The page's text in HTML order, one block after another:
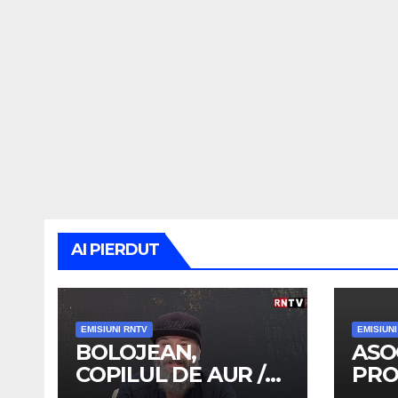
AI PIERDUT
EMISIUNI RNTV
BOLOJEAN,
COPILUL DE AUR /